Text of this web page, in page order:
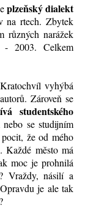
plzeňský dialekt
na rtech. Zbytek
různých narážek
- 2003. Celkem
vyhýbá
Zároveň se
studentského
se studijním
že od mého
Každé město má
moc je prohnilá
Vraždy, násilí a
je ale tak